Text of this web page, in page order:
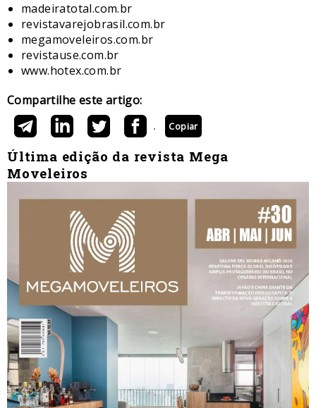
madeiratotal.com.br
revistavarejobrasil.com.br
megamoveleiros.com.br
revistause.com.br
www.hotex.com.br
Compartilhe este artigo:
Copiar
Última edição da revista Mega
Moveleiros